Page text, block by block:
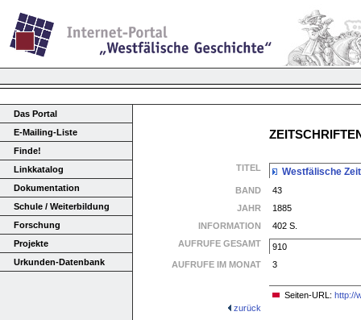
Das Portal
E-Mailing-Liste
Finde!
Linkkatalog
Dokumentation
Schule / Weiterbildung
Forschung
Projekte
Urkunden-Datenbank
TITEL Westfälische
BAND
43
JAHR
1885
INFORMATION
402 S.
AUFRUFE GESAMT
910
AUFRUFE IM MONAT
3
Seiten-URL: http://
zurück